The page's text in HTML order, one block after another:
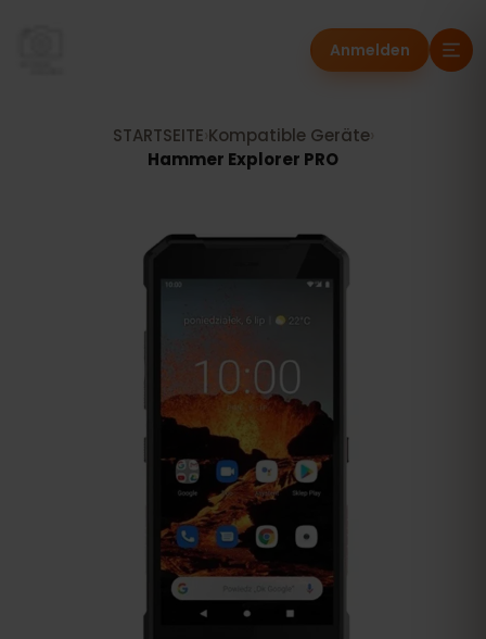
Anmelden
STARTSEITE Kompatible Geräte›
Hammer Explorer PRO